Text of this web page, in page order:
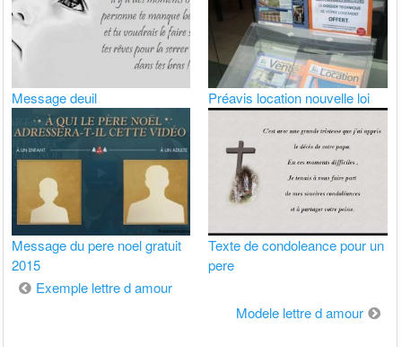
Message deuil Préavis location nouvelle loi
Message du pere noel gratuit
2015
Texte de condoleance pour un
pere
Navigation
Exemple lettre d amour
Modele lettre d amour